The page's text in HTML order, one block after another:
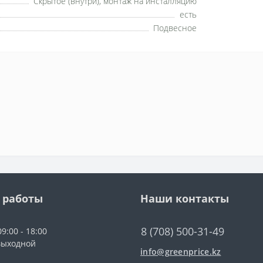
есть
Подвесное
- 18:00
Наши контакты
8 (708) 500-31-49
info@greenprice.kz